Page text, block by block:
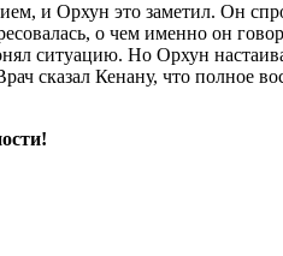
и Орхун это заметил. Он
о чем именно он
ситуацию. Но Орхун
сказал Кенану, что полное